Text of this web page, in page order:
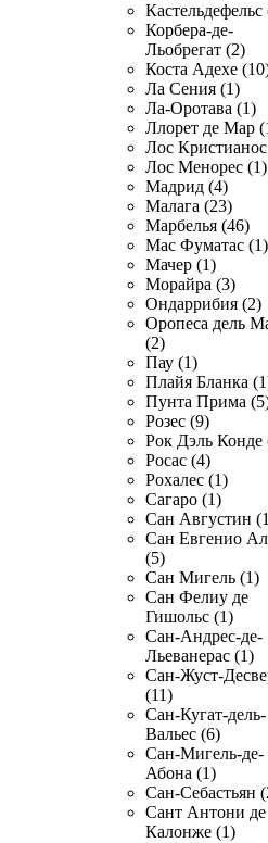
Кастельдефельс
Корбера-де-
Льобрегат (2)
Коста Адехе
Ла Сения (1)
Ла-Оротава (1)
Ллорет де Мар
Лос
Лос Менорес (1)
Мадрид (4)
Малага (23)
Марбелья (46)
Мас Фуматас (1)
Мачер (1)
Морайра (3)
Ондаррибия (2)
Оропеса дель
(2)
Пау (1)
Плайя Бланка
Пунта Прима
Розес (9)
Рок Дэль Конде
Росас (4)
Рохалес (1)
Сагаро (1)
Сан Августин
Сан Евгенио
(5)
Сан Мигель (1)
Сан Фелиу де
Гишольс (1)
Сан-Андрес-де-
Льеванерас (1)
Сан-Жуст-
(11)
Сан-Кугат-дель-
Вальес (6)
Сан-Мигель-де-
Абона (1)
Сан-Себастьян
Сант Антони де
Калонже (1)